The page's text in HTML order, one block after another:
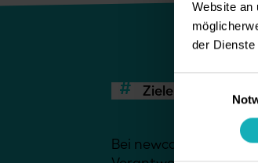
Website an
der Dienste
Ziele
Bei newcare haben